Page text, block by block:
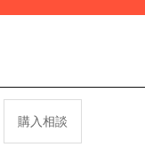
購入相談